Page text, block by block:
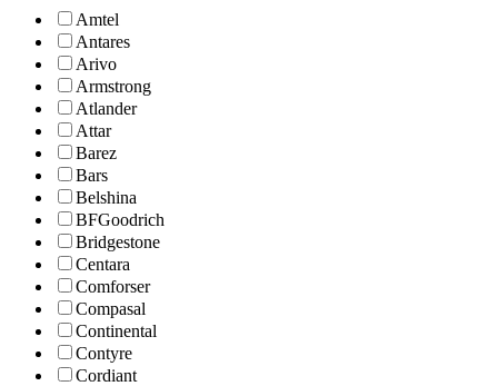
Amtel
Antares
Arivo
Armstrong
Atlander
Attar
Barez
Bars
Belshina
BFGoodrich
Bridgestone
Centara
Comforser
Compasal
Continental
Contyre
Cordiant